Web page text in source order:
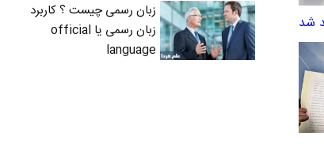
شد
زبان رسمی چیست ؟ کاربرد
زبان رسمی یا official
language